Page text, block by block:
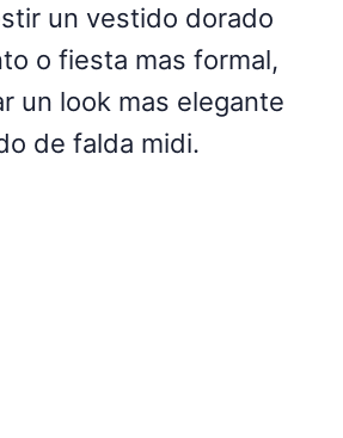
un vestido dorado
o fiesta mas formal,
un look mas elegante
de falda midi.